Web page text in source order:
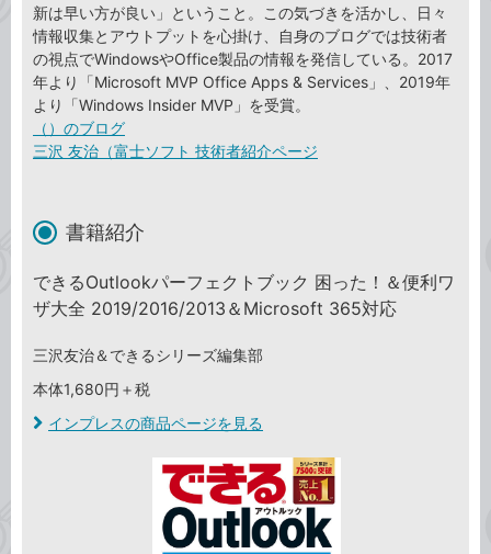
新は早い方が良い」ということ。この気づきを活かし、日々
情報収集とアウトプットを心掛け、自身のブログでは技術者
の視点でWindowsやOffice製品の情報を発信している。2017
年より「Microsoft MVP Office Apps & Services」、2019年
より「Windows Insider MVP」を受賞。
（）のブログ
三沢 友治（富士ソフト 技術者紹介ページ
書籍紹介
できるOutlookパーフェクトブック 困った！＆便利ワ
ザ大全 2019/2016/2013＆Microsoft 365対応
三沢友治＆できるシリーズ編集部
本体1,680円＋税
インプレスの商品ページを見る